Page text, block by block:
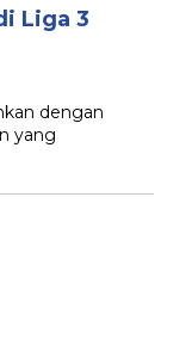
Liga 3
dengan
yang